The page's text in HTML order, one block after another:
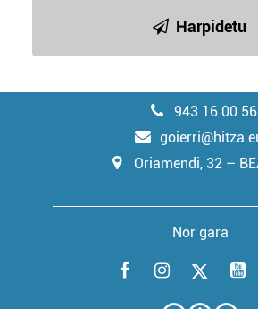
Harpidetu
943 16 00 56
Oriamendi, 32 –
Nor gara